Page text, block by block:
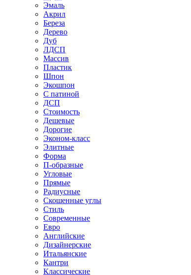
Эмаль
Акрил
Береза
Дерево
Дуб
ЛДСП
Массив
Пластик
Шпон
Экошпон
С патиной
ДСП
Стоимость
Дешевые
Дорогие
Эконом-класс
Элитные
Форма
П-образные
Угловые
Прямые
Радиусные
Скошенные углы
Стиль
Современные
Евро
Английские
Дизайнерские
Итальянские
Кантри
Классические